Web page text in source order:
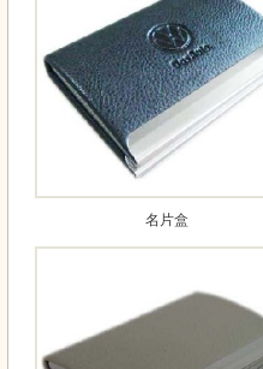
名片盒